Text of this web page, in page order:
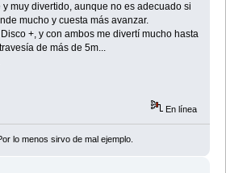
muy divertido, aunque no es adecuado si
mucho y cuesta más avanzar.
+, y con ambos me divertí mucho hasta
de más de 5m...
En línea
lo menos sirvo de mal ejemplo.